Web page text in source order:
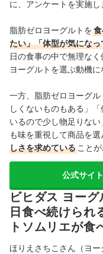
に、アンケートを実施し
脂肪ゼロヨーグルトを
たい」「体型が気にな
日の食事の中で無理な
ヨーグルトを選ぶ動機に
一方、脂肪ゼロヨーグ
しくないものもある」
いるので少し物足りな
も味を重視して商品を選
しさを求めている ことが
公式サイ
ビヒダス ヨー
日食べ続けられ
トソムリエが食
ほりえさちこさん（ヨ